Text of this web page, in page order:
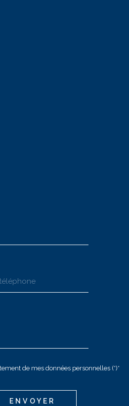
de mes données personnelles (*)*
ENVOYER